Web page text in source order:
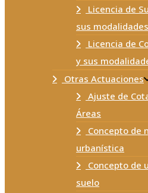
Licencia de
sus modalidades
Licencia de
y sus
Otras Actuaciones
Ajuste de
Áreas
Concepto de
urbanística
Concepto de
suelo